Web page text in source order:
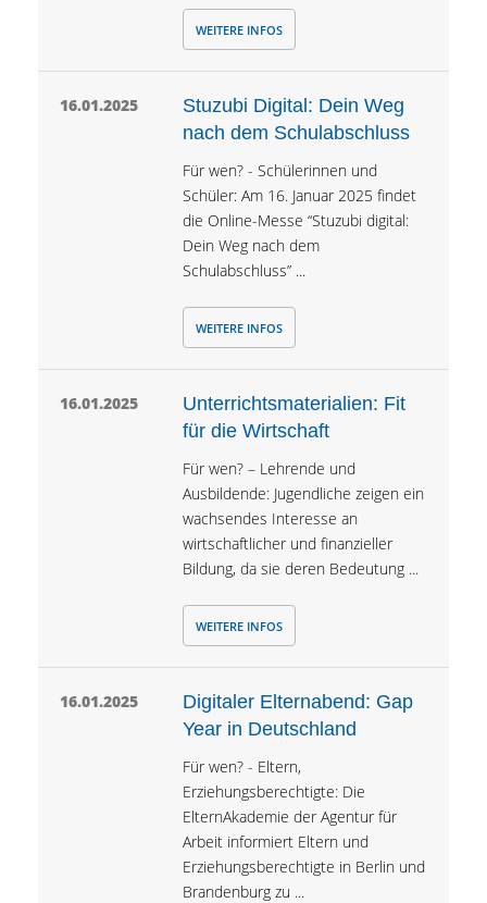
WEITERE INFOS
16.01.2025
Stuzubi Digital: Dein Weg
nach dem Schulabschluss
Für wen? - Schülerinnen und
Schüler: Am 16. Januar 2025 findet
die Online-Messe “Stuzubi digital:
Dein Weg nach dem
Schulabschluss” ...
WEITERE INFOS
16.01.2025
Unterrichtsmaterialien: Fit
für die Wirtschaft
Für wen? – Lehrende und
Ausbildende: Jugendliche zeigen ein
wachsendes Interesse an
wirtschaftlicher und finanzieller
Bildung, da sie deren Bedeutung ...
WEITERE INFOS
16.01.2025
Digitaler Elternabend: Gap
Year in Deutschland
Für wen? - Eltern,
Erziehungsberechtigte: Die
ElternAkademie der Agentur für
Arbeit informiert Eltern und
Erziehungsberechtigte in Berlin und
Brandenburg zu ...